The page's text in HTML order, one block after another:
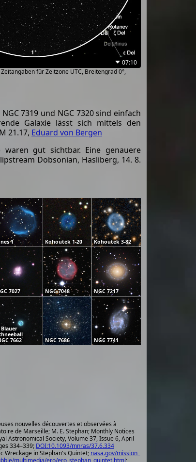
07:10
für Zeitzone UTC, Breitengrad 0°,
7319 und NGC 7320 sind einfach
Galaxie lässt sich mittels den
21.17, Eduard von Bergen
waren gut sichtbar. Eine genauere
Dobsonian, Hasliberg, 14. 8.
1 Kohoutek 1-20 Kohoutek 3-82
7027 NGC 7048 NGC 7217
Blauer
7662
NGC 7686 NGC 7741
nouvelles découvertes et observées à
de Marseille; M. E. Stephan; Monthly Notices
Astronomical Society, Volume 37, Issue 6, April
334–339; DOI:10.1093/mnras/37.6.334
Wreckage in Stephan's Quintet; nasa.gov/mission_
multimedia/ero/ero_stephan_quintet.html;